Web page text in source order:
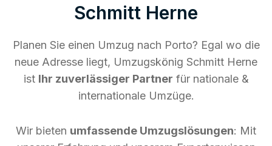
Schmitt Herne
Planen Sie einen Umzug nach Porto? Egal wo die
neue Adresse liegt, Umzugskönig Schmitt Herne
ist Ihr zuverlässiger Partner für nationale &
internationale Umzüge.
Wir bieten umfassende Umzugslösungen: Mit